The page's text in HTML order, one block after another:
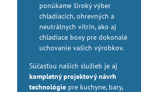
ponúkame široký výber
chladiacich, ohrevných a
neutrálnych vitrín, ako aj
chladiace boxy pre dokonalé
uchovanie vašich výrobkov.
Súčasťou našich služieb je aj
kompletný projektový návrh
technológiepre kuchyne, bary,